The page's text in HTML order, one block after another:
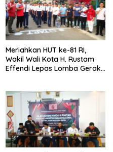
Meriahkan HUT ke-81 RI,
Wakil Wali Kota H. Rustam
Effendi Lepas Lomba Gerak